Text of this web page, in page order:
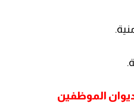
الموظفين